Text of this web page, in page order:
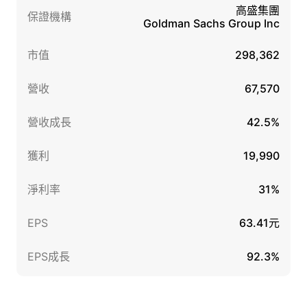
保證機構
高盛集團
Goldman Sachs Group Inc
市值 298,362
營收 67,570
營收成長 42.5%
獲利 19,990
淨利率 31%
EPS 63.41元
EPS成長 92.3%